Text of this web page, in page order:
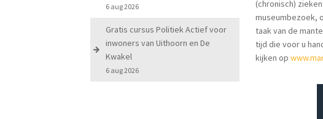
6 aug 2026
Gratis cursus Politiek Actief voor
inwoners van Uithoorn en De
Kwakel
6 aug 2026
(chronisch)
museumbezoek,
taak van de
tijd die voor u
kijken op